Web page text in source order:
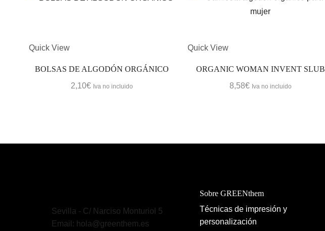
Quick View
BOLSAS DE ALGODÓN ORGÁNICO
2,10€ Iva no incluido
Quick View
ORGANIC WOMAN INVENT SLUB
8,58€ Iva no incluido
Sevilla - C/ Narciso Monturiol 5
Email: hola@greenthem.es
Sobre GREENthem
Técnicas de impresión y
personalización